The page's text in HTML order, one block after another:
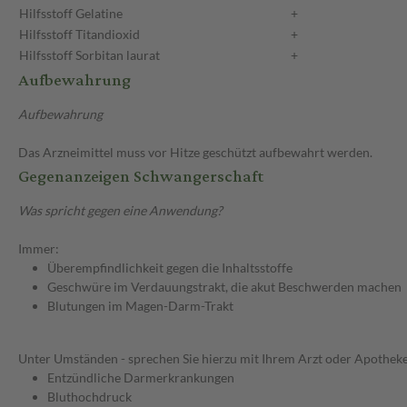
Hilfsstoff Gelatine
+
HilfsstoffTitandioxid
+
Hilfsstoff Sorbitan laurat +
Aufbewahrung
Aufbewahrung
Das Arzneimittel muss vor Hitze geschützt aufbewahrt werden.
Gegenanzeigen Schwangerschaft
Was spricht gegen eine Anwendung?
Immer:
Überempfindlichkeit gegen die Inhaltsstoffe
Geschwüre im Verdauungstrakt, die akut Beschwerden machen
Blutungen im Magen-Darm-Trakt
Unter Umständen - sprechen Sie hierzu mit Ihrem Arzt oder
Entzündliche Darmerkrankungen
Bluthochdruck